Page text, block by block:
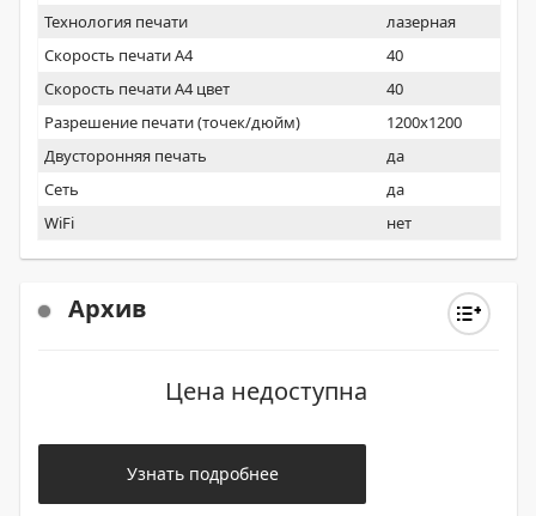
Технология печати
лазерная
Скорость печати А4
40
Скорость печати А4 цвет
40
Разрешение печати (точек/дюйм)
1200x1200
Двусторонняя печать
да
Сеть
да
WiFi
нет
Архив
Цена недоступна
Узнать подробнее